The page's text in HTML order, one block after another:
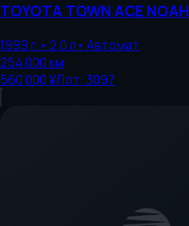
TOYOTATOWN ACE NOAH
1999г.• 2.0л• Автомат
254 000км
560 000 ¥Лот: 3097